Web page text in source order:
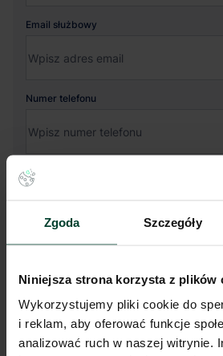
Zgoda Szczegóły
Niniejsza strona korzysta z plików
Wykorzystujemy pliki cookie do
i reklam, aby oferować funkcje
analizować ruch w naszej witrynie.
Email służbowy
Numer telefonu
Twoja wiadomość
Administratorem Państwa danych
siedzibą w Warszawie, Rondo
(dalej „Administrator”).